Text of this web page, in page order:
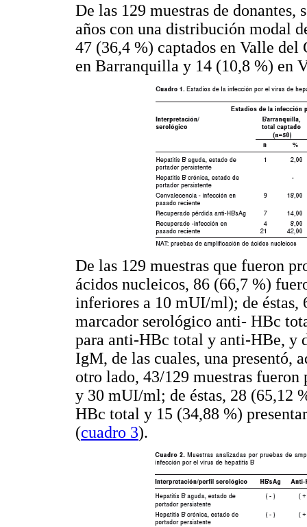
De las 129 muestras de
años con una distribución modal
47 (36,4 %) captados en Valle
en Barranquilla y 14 (10,8 %) en
De las 129 muestras que fueron
ácidos nucleicos, 86 (66,7 %)
inferiores a 10 mUI/ml); de éstas,
marcador serológico anti- HBc
para anti-HBc total y anti-HBe, y
IgM, de las cuales, una presentó,
otro lado, 43/129 muestras
y 30 mUI/ml; de éstas, 28 (65,12
HBc total y 15 (34,88 %)
(cuadro 3).